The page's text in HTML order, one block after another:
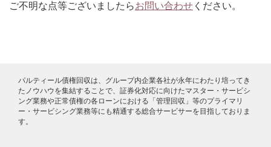
ご不明な点等ございましたらお問い合わせ ください。
パルティール債権回収は、グループ内企業各社が永年にわたり培ってき
たノウハウを集結することで、証券化対応に向けたマスター・サービシ
ング業務や正常債権の各ローンにおける「管理回収」等のプライマリ
ー・サービシング業務等にも精通する総合サービサーを目指しておりま
す。